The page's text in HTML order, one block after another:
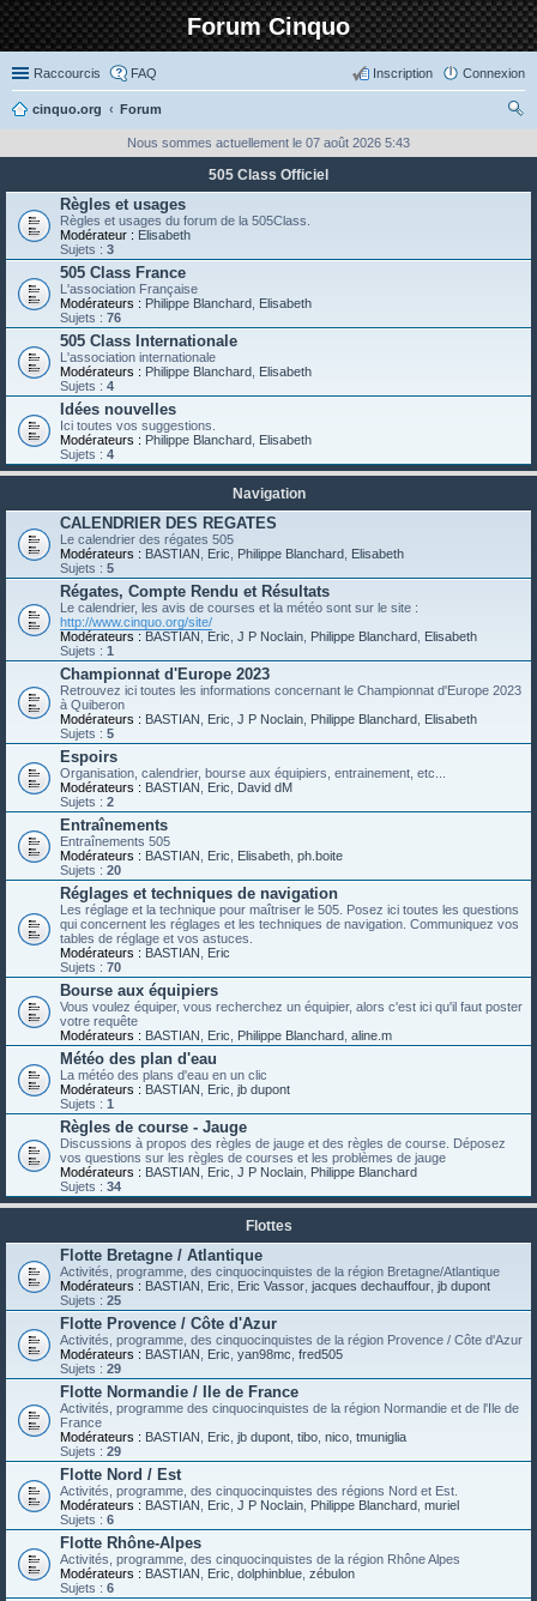
Forum Cinquo
Raccourcis FAQ Connexion
Inscription
cinquo.org
Forum
ch
Nous sommes actuellement le 07 août 2026 5:43
505 Class Officiel
Règles et usages
Règles et usages du forum de la 505Class.
Modérateur : Elisabeth
Sujets : 3
505 Class France
L'association Française
Modérateurs : Philippe Blanchard Elisabeth
Sujets : 76
505 Class Internationale
L'association internationale
Modérateurs : Philippe Blanchard Elisabeth
Sujets : 4
Idées nouvelles
Ici toutes vos suggestions.
Modérateurs : Philippe Blanchard Elisabeth
Sujets : 4
Navigation
CALENDRIER DES REGATES
Le calendrier des régates 505
Modérateurs : BASTIAN Eric Philippe Blanchard Elisabeth
Sujets : 5
Régates, Compte Rendu et Résultats
Le calendrier, les avis de courses et la météo sont sur le site :
http://www.cinquo.org/site/
Modérateurs : BASTIAN Eric J P Noclain Philippe Blanchard Elisabeth
Sujets : 1
Championnat d'Europe 2023
Retrouvez ici toutes les informations concernant le Championnat d'Europe 2023
à Quiberon
Modérateurs : BASTIAN Eric J P Noclain Philippe Blanchard Elisabeth
Sujets : 5
Espoirs
Organisation, calendrier, bourse aux équipiers, entrainement, etc...
Modérateurs : BASTIAN Eric
David dM
Sujets : 2
Entraînements
Entraînements 505
Modérateurs : BASTIAN Eric Elisabeth ph.boite
Sujets : 20
Réglages et techniques de navigation
Les réglage et la technique pour maîtriser le 505. Posez ici toutes les questions
qui concernent les réglages et les techniques de navigation. Communiquez vos
tables de réglage et vos astuces.
Modérateurs : BASTIAN
Eric
Sujets : 70
Bourse aux équipiers
Vous voulez équiper, vous recherchez un équipier, alors c'est ici qu'il faut poster
votre requête
Modérateurs : BASTIAN Eric Philippe Blanchard aline.m
Météo des plan d'eau
La météo des plans d'eau en un clic
Modérateurs : BASTIAN Eric jb dupont
Sujets : 1
Règles de course - Jauge
Discussions à propos des règles de jauge et des règles de course. Déposez
vos questions sur les règles de courses et les problèmes de jauge
Modérateurs : BASTIAN Eric J P Noclain Philippe Blanchard
Sujets : 34
Flottes
Flotte Bretagne / Atlantique
Activités, programme, des cinquocinquistes de la région Bretagne/Atlantique
Modérateurs : BASTIAN Eric Eric Vassor jacques dechauffour jb dupont
Sujets : 25
Flotte Provence / Côte d'Azur
Activités, programme, des cinquocinquistes de la région Provence / Côte d'Azur
Modérateurs : BASTIAN Eric yan98mc fred505
Sujets : 29
Flotte Normandie / Ile de France
Activités, programme des cinquocinquistes de la région Normandie et de l'Ile de
France
Modérateurs : BASTIAN Eric jb dupont tibo nico tmuniglia
Sujets : 29
Flotte Nord / Est
Activités, programme, des cinquocinquistes des régions Nord et Est.
Modérateurs : BASTIAN Eric J P Noclain Philippe Blanchard muriel
Sujets : 6
Flotte Rhône-Alpes
Activités, programme, des cinquocinquistes de la région Rhône Alpes
Modérateurs : BASTIAN Eric dolphinblue zébulon
Sujets : 6